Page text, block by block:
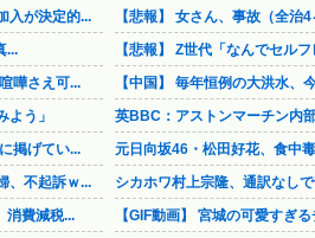
入が決定的...
...
嘩さえ可...
よう」
掲げてい...
、不起訴ｗ...
消費減税...
【悲報】 女さん、事故（全治
【悲報】 Z世代「なんでセル
【中国】 毎年恒例の大洪水、
英BBC：アストンマーチン内
元日向坂46・松田好花、食中
シカホワ村上宗隆、通訳なし
【GIF動画】 宮城の可愛すぎ